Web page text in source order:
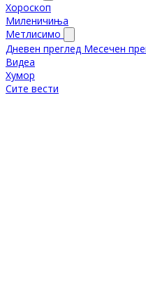
Хороскоп
Миленичиња
Метлисимо
Дневен преглед Месечен
Видеа
Хумор
Сите вести